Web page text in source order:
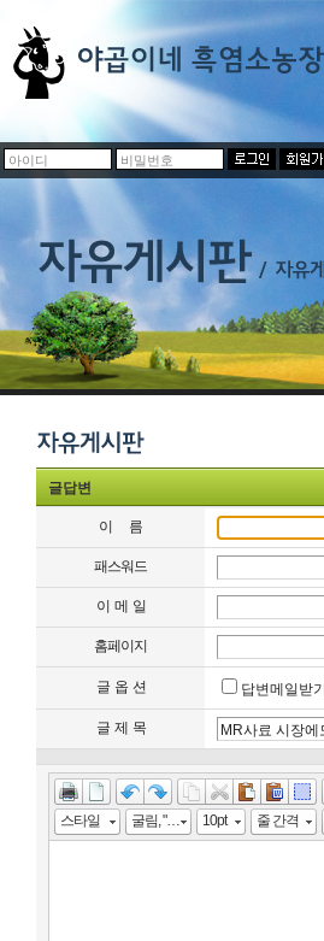
글답변
이 름
패스워드
이 메 일
홈페이지
글 옵 션 답변메일받기
글 제 목
스타일 굴림, "맑은 고딕", "Malgun Gothic", gulim 10pt 줄 간격